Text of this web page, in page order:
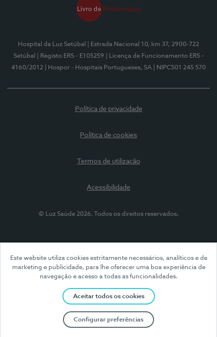
Este website utiliza cookies estritamente necessários, analíticos e de
marketing e publicidade, para lhe oferecer uma boa experiência de
navegação e acesso a todas as funcionalidades.
Aceitar todos os cookies
Configurar preferências
Hospital da Luz Setúbal
| Estrada Nacional 10, km 37, 2900-722
Setúbal
| Registo ERS - E105259
| Licença de Funcionamento ERS -
4160/2012
| Hospor - Hospitais Portugueses, SA | NIPC501 245 570
Política de privacidade
Política de cookies
Termos de utilização
Acessibilidade
© Luz Saúde 2026. Todos os direitos reservados.